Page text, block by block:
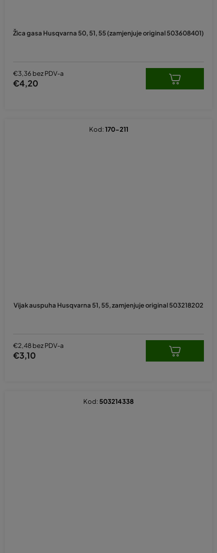
Žica gasa Husqvarna 50, 51, 55 (zamjenjuje original 503608401)
€3,36 bez PDV-a
€4,20
Vijak auspuha Husqvarna 51, 55, zamjenjuje original 503218202
€2,48 bez PDV-a
€3,10
Kod:170-211
Kod: 503214338